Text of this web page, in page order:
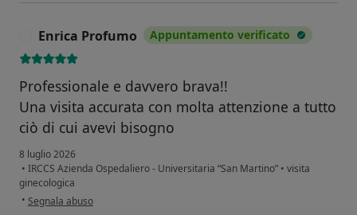
Enrica Profumo Appuntamento verificato
Professionale e davvero brava!!
Una visita accurata con molta attenzione a tutto
ciò di cui avevi bisogno
8 luglio 2026
• IRCCS Azienda Ospedaliero - Universitaria “San Martino” • visita
ginecologica
• secondo l'opinione dell'utente Enrica Profumo
Segnala abuso